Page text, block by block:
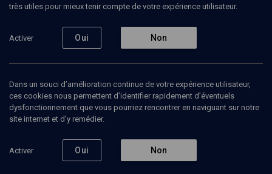
Le Kadich au cœur de la
liturgie
Regarder
très utiles pour mieux tenir compte de votre expérience utilisateur.
Activer Oui Non
Dans un souci d’amélioration continue de votre expérience utilisateur,
ces cookies nous permettent d’identifier rapidement d’éventuels
dysfonctionnement que vous pourriez rencontrer en naviguant sur notre
site internet et d’y remédier.
Activer Oui Non